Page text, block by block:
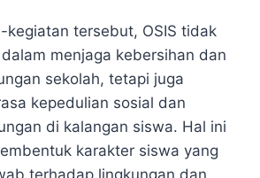
kegiatan tersebut, OSIS tidak
menjaga kebersihan dan
sekolah, tetapi juga
kepedulian sosial dan
di kalangan siswa. Hal ini
karakter siswa yang
terhadap lingkungan dan